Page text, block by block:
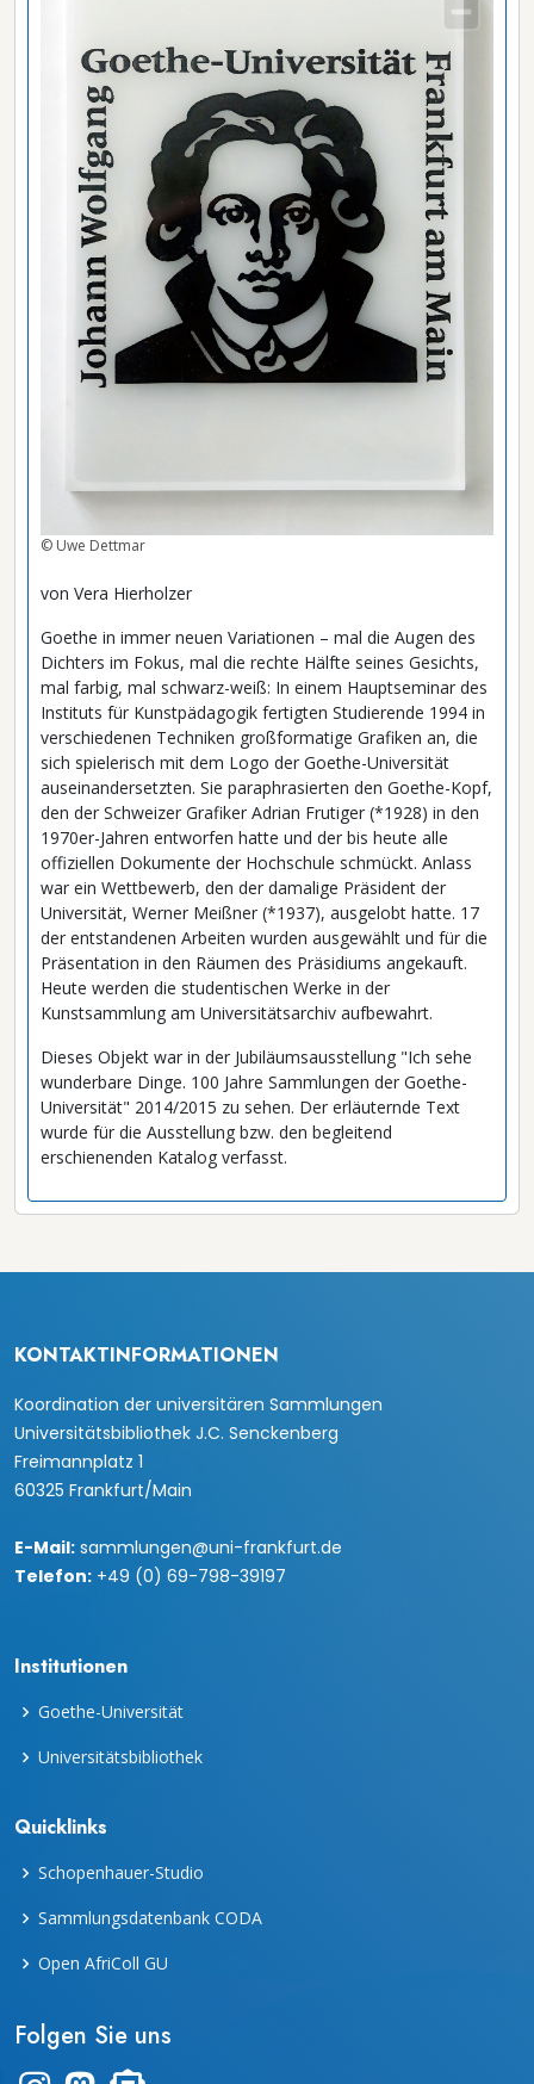
© Uwe Dettmar
von Vera Hierholzer
Goethe in immer neuen Variationen – mal die Augen des
Dichters im Fokus, mal die rechte Hälfte seines Gesichts,
mal farbig, mal schwarz-weiß: In einem Hauptseminar des
Instituts für Kunstpädagogik fertigten Studierende 1994 in
verschiedenen Techniken großformatige Grafiken an, die
sich spielerisch mit dem Logo der Goethe-Universität
auseinandersetzten. Sie paraphrasierten den Goethe-Kopf,
den der Schweizer Grafiker Adrian Frutiger (*1928) in den
1970er-Jahren entworfen hatte und der bis heute alle
offiziellen Dokumente der Hochschule schmückt. Anlass
war ein Wettbewerb, den der damalige Präsident der
Universität, Werner Meißner (*1937), ausgelobt hatte. 17
der entstandenen Arbeiten wurden ausgewählt und für die
Präsentation in den Räumen des Präsidiums angekauft.
Heute werden die studentischen Werke in der
Kunstsammlung am Universitätsarchiv aufbewahrt.
Dieses Objekt war in der Jubiläumsausstellung "Ich sehe
wunderbare Dinge. 100 Jahre Sammlungen der Goethe-
Universität" 2014/2015 zu sehen. Der erläuternde Text
wurde für die Ausstellung bzw. den begleitend
erschienenden Katalog verfasst.
KONTAKTINFORMATIONEN
Koordination der universitären Sammlungen
Universitätsbibliothek J.C. Senckenberg
Freimannplatz 1
60325 Frankfurt/Main
E-Mail: sammlungen@uni-frankfurt.de
Telefon: +49 (0) 69-798-39197
Institutionen
Goethe-Universität
Universitätsbibliothek
Quicklinks
Schopenhauer-Studio
Sammlungsdatenbank CODA
Open AfriColl GU
Folgen Sie uns